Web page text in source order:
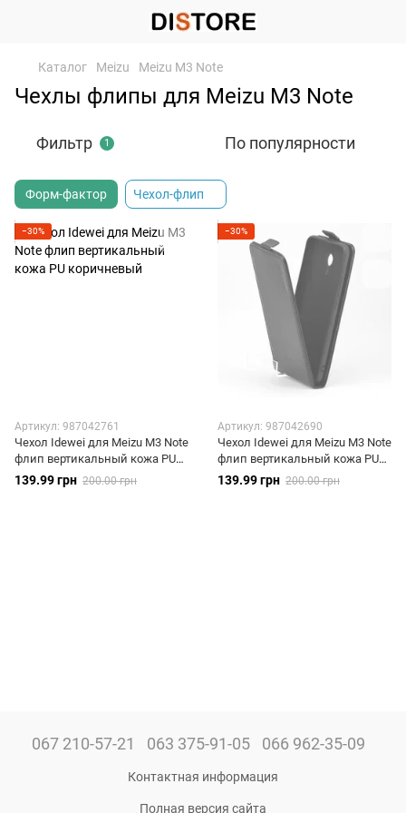
Каталог Meizu Meizu M3 Note
Чехлы флипы для Meizu M3 Note
Фильтр 1 По популярности
Форм-фактор Чехол-флип
−30%
Артикул: 987042761
Чехол Idewei для Meizu M3 Note
флип вертикальный кожа PU
коричневый
139.99 грн 200.00 грн
−30%
Артикул: 987042690
Чехол Idewei для Meizu M3 Note
флип вертикальный кожа PU
черный
139.99 грн 200.00 грн
067 210-57-21 063 375-91-05 066 962-35-09
Контактная информация
Полная версия сайта